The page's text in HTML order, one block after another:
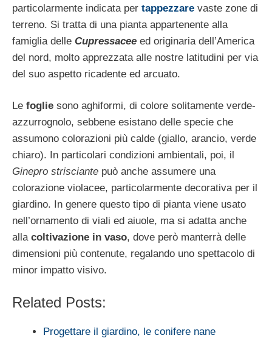
particolarmente indicata per tappezzare vaste zone di
terreno. Si tratta di una pianta appartenente alla
famiglia delle Cupressacee ed originaria dell’America
del nord, molto apprezzata alle nostre latitudini per via
del suo aspetto ricadente ed arcuato.
Le foglie sono aghiformi, di colore solitamente verde-
azzurrognolo, sebbene esistano delle specie che
assumono colorazioni più calde (giallo, arancio, verde
chiaro). In particolari condizioni ambientali, poi, il
Ginepro strisciante può anche assumere una
colorazione violacee, particolarmente decorativa per il
giardino. In genere questo tipo di pianta viene usato
nell’ornamento di viali ed aiuole, ma si adatta anche
alla coltivazione in vaso, dove però manterrà delle
dimensioni più contenute, regalando uno spettacolo di
minor impatto visivo.
Related Posts:
Progettare il giardino, le conifere nane